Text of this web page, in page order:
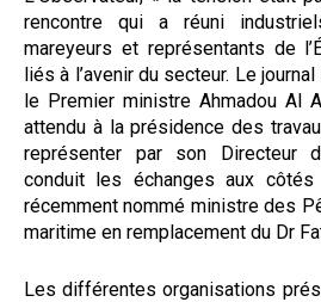
rencontre qui a réuni
mareyeurs et représentants de
liés à l’avenir du secteur. Le
le Premier ministre Ahmadou Al
attendu à la présidence des
représenter par son Directeur
conduit les échanges aux
récemment nommé ministre des
maritime en remplacement du Dr
Les différentes organisations